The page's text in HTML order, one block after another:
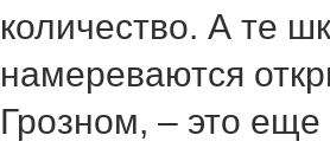
количество. А те
намереваются
Грозном, – это еще